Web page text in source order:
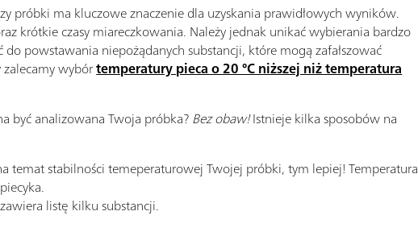
próbki ma kluczowe znaczenie dla uzyskania prawidłowych wyników.
krótkie czasy miareczkowania. Należy jednak unikać wybierania bardzo
powstawania niepożądanych substancji, które mogą zafałszować
zalecamy wybórtemperatury pieca o 20 °C niższej niż temperatura
być analizowana Twoja próbka?Bez obaw!Istnieje kilka sposobów na
stabilności temeperaturowej Twojej próbki, tym lepiej! Temperatura
listę kilku substancji.